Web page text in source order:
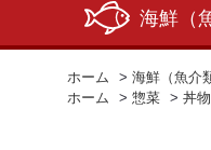
海鮮（
ホーム > 海鮮（魚介
ホーム
> 惣菜 > 丼